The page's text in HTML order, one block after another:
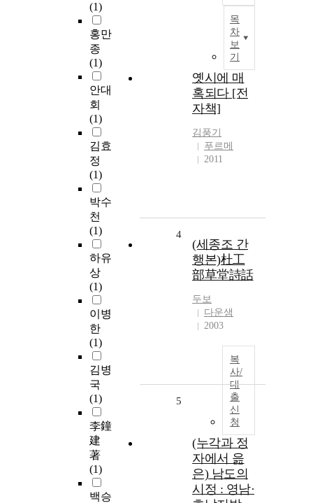
(1)
홍만
종
(1)
안대
회
(1)
김효
정
(1)
박수
천
(1)
하유
상
(1)
이병
한
(1)
김병
국
(1)
李鐘
建
著
(1)
백승
목
차
보
기
옛시에 매
혹되다 [전
자책]
김풍기
푸르메
2011
4
(세종조 간
행본)杜工
部草堂詩話
두보
다운샘
2003
복
사/
대
출
신
청
5
(누각과 정
자에서 읊
은) 남도의
시정 : 영남·